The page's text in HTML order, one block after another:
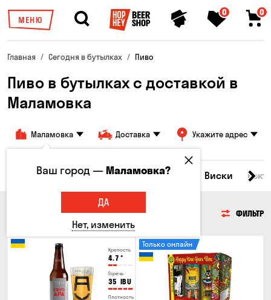
МЕНЮ
0 0
Главная Сегодня в бутылках Пиво
Пиво в бутылках с доставкой в
Маламовка
Маламовка Доставка Укажите адрес
Все товары Пиво Сидр Вино Виски
ФИЛЬТР
Крепость
4.7 °
Горечь
35 IBU
Плотность
Только онлайн
Ваш город —Маламовка?
ДА
Нет, изменить